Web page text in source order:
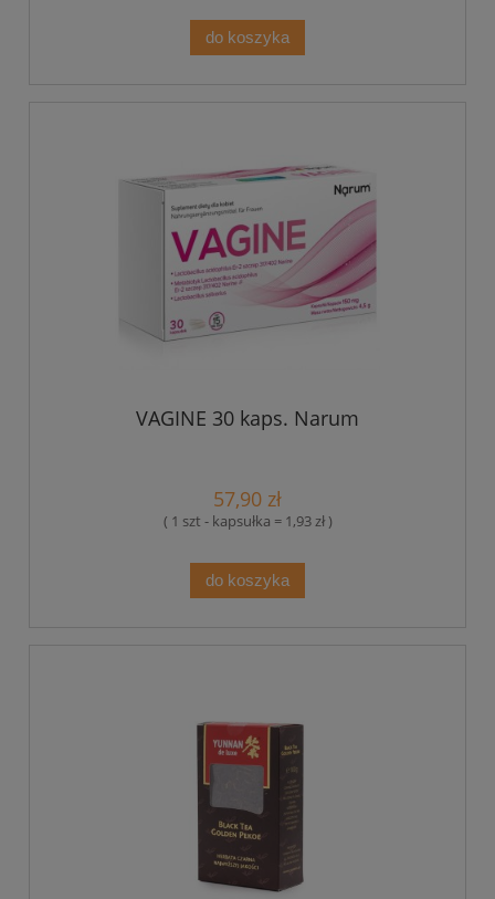
do koszyka
VAGINE 30 kaps. Narum
57,90 zł
( 1 szt - kapsułka = 1,93 zł )
do koszyka